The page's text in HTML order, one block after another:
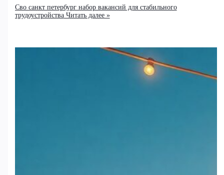
Сво санкт петербург набор вакансий для стабильного
трудоустройстваЧитать далее »